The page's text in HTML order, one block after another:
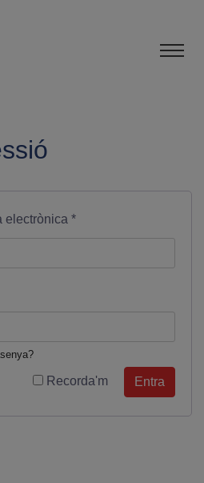
electrònica *
Recorda'm Entra